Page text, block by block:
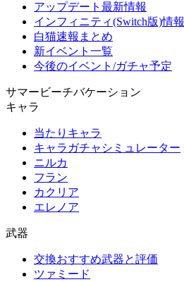
アップデート最新情報
インフィニティ(Switch版)情報
白猫速報まとめ
新イベント一覧
今後のイベント/ガチャ予定
サマービーチバケーション
キャラ
当たりキャラ
キャラガチャシミュレーター
ニルカ
フラン
カクリア
エレノア
武器
交換おすすめ武器と評価
ツァミード